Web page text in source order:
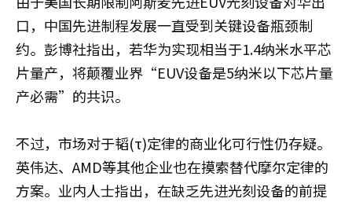
口，中国先进制程发展一直受到关键设备瓶颈制
约。彭博社指出，若华为实现相当于1.4纳米水平芯
片量产，将颠覆业界“EUV设备是5纳米以下芯片量
产必需”的共识。
不过，市场对于韬(τ)定律的商业化可行性仍存疑。
英伟达、AMD等其他企业也在摸索替代摩尔定律的
方案。业内人士指出，在缺乏先进光刻设备的前提